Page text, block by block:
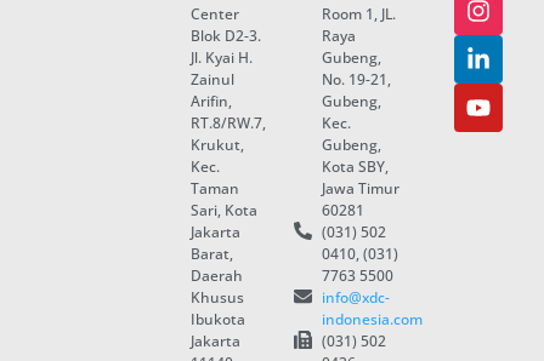
Center
Blok D2-3.
Jl. Kyai H.
Zainul
Arifin,
RT.8/RW.7,
Krukut,
Kec.
Taman
Sari, Kota
Jakarta
Barat,
Daerah
Khusus
Ibukota
Jakarta
Room 1, JL.
Raya
Gubeng,
No. 19-21,
Gubeng,
Kec.
Gubeng,
Kota SBY,
Jawa Timur
60281
(031) 502
0410, (031)
7763 5500
info@xdc-
indonesia.com
(031) 502